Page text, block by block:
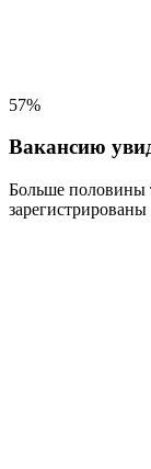
57%
Вакансию
Больше половины
зарегистрированы